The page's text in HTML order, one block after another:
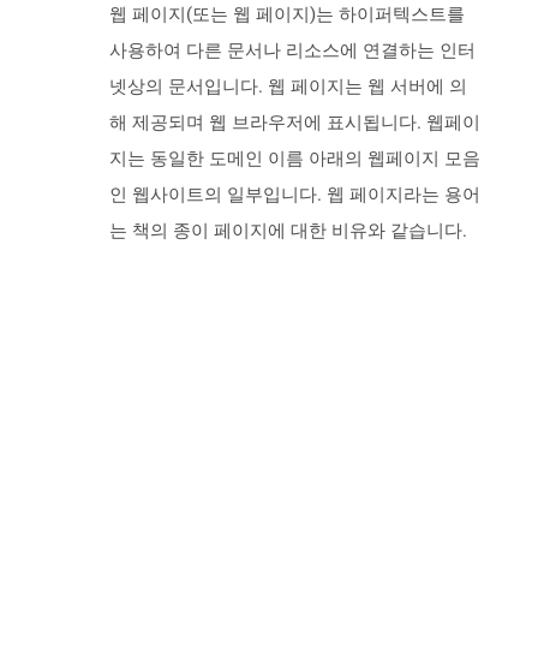
웹 페이지(또는 웹 페이지)는 하이퍼텍스트를
사용하여 다른 문서나 리소스에 연결하는 인터
넷상의 문서입니다. 웹 페이지는 웹 서버에 의
해 제공되며 웹 브라우저에 표시됩니다. 웹페이
지는 동일한 도메인 이름 아래의 웹페이지 모음
인 웹사이트의 일부입니다. 웹 페이지라는 용어
는 책의 종이 페이지에 대한 비유와 같습니다.